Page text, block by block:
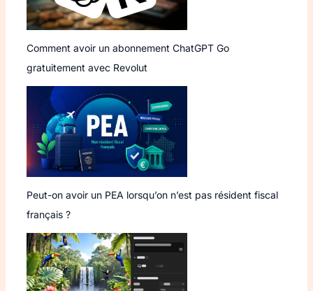
Comment avoir un abonnement ChatGPT Go
gratuitement avec Revolut
Peut-on avoir un PEA lorsqu’on n’est pas résident fiscal
français ?